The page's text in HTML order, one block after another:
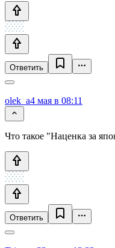
Ответить
olek_a4 мая в 08:11
Что такое "Наценка за
Ответить